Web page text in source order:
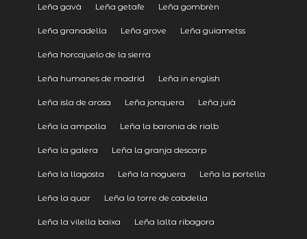
Leña gavà Leña getafe Leña gombrèn
Leña granadella Leña grove Leña guiametss
Leña horcajuelo de la sierra
Leña humanes de madrid Leña in english
Leña isla de arosa Leña jonquera Leña juià
Leña la ampolla Leña la baronia de rialb
Leña la galera Leña la granja descarp
Leña la llagosta Leña la noguera Leña la portella
Leña la quar Leña la torre de cabdella
Leña la vilella baixa Leña lalta ribagora